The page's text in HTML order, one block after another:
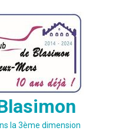
la 3ème dimension